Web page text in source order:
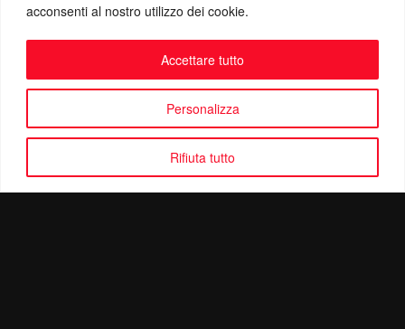
acconsenti al nostro utilizzo dei cookie.
Personalizza
Rifiuta tutto
Accettare tutto